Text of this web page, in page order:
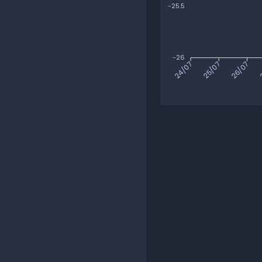
-25.5
-26
24/07 25/07 26/07